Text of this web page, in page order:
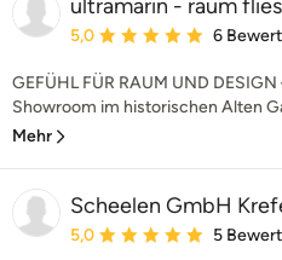
ultramarin - raum
Durchschnittliche
5,0 6
GEFÜHL FÜR RAUM UND
Showroom im historischen Alten
Mehr
Scheelen GmbH
Durchschnittliche
5,0 5